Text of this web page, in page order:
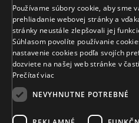
Naše klenotníctva
Sídlo spoločnosti
Používame súbory cookie, aby sme
prehliadanie webovej stránky a
stránky neustále zlepšovali jej
Súhlasom povolíte používanie
nastavenie cookies podľa svojích
dozviete na našej web stránke v
Prečítať viac
NEVYHNUTNE POTREBNÉ